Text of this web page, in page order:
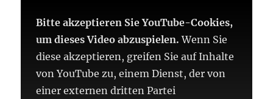
Bitte akzeptieren Sie YouTube-Cookies,
um dieses Video abzuspielen. Wenn Sie
diese akzeptieren, greifen Sie auf Inhalte
von YouTube zu, einem Dienst, der von
einer externen dritten Partei